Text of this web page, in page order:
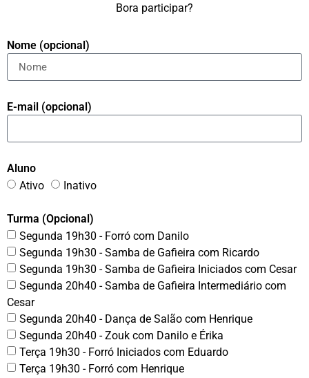
Bora participar?
Nome (opcional)
E-mail (opcional)
Aluno
Ativo
Inativo
Turma (Opcional)
Segunda 19h30 - Forró com Danilo
Segunda 19h30 - Samba de Gafieira com Ricardo
Segunda 19h30 - Samba de Gafieira Iniciados com Cesar
Segunda 20h40 - Samba de Gafieira Intermediário com
Cesar
Segunda 20h40 - Dança de Salão com Henrique
Segunda 20h40 - Zouk com Danilo e Érika
Terça 19h30 - Forró Iniciados com Eduardo
Terça 19h30 - Forró com Henrique